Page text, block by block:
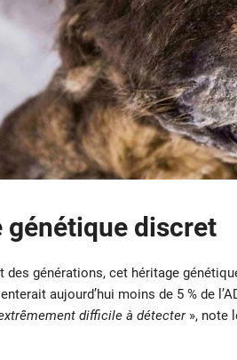
génétique discret
des générations, cet héritage
aujourd’hui moins de 5 % de
difficile à détecter», note